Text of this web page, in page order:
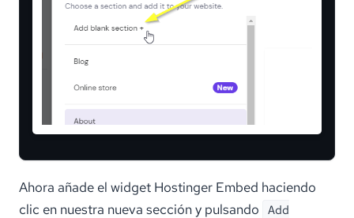
Ahora añade el widget Hostinger Embed haciendo
clic en nuestra nueva sección y pulsando Add